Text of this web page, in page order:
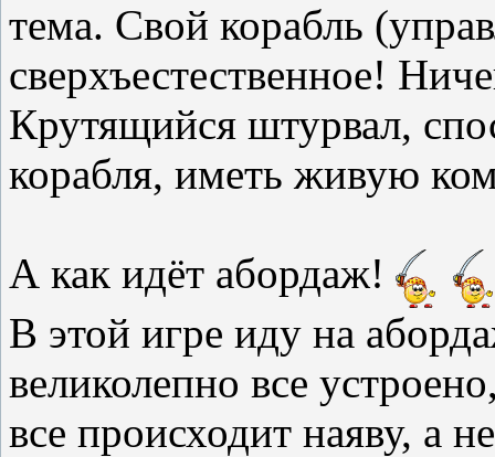
тема. Свой корабль
сверхъестественное!
Крутящийся штурвал,
корабля, иметь живую
А как идёт абордаж!
В этой игре иду на
великолепно все
все происходит наяву, а